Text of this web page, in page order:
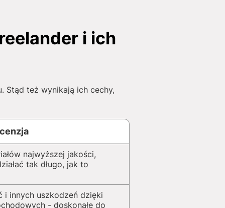
i ich
Stąd też wynikają ich cechy,
najwyższej jakości,
tak długo, jak to
i innych uszkodzeń dzięki
- doskonałe do